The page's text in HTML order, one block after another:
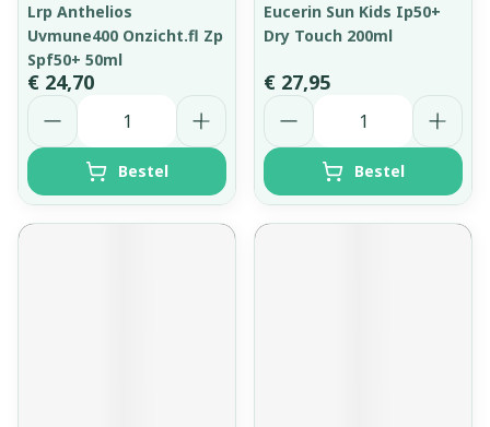
Lrp Anthelios
Uvmune400 Onzicht.fl Zp
Spf50+ 50ml
€ 24,70
Aantal
Bestel
Eucerin Sun Kids Ip50+
Dry Touch 200ml
€ 27,95
Aantal
Bestel